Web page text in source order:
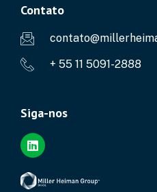
Contato
+ 55 11 5091-2888
Siga-nos